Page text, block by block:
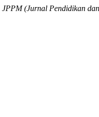
JPPM (Jurnal Pendidikan